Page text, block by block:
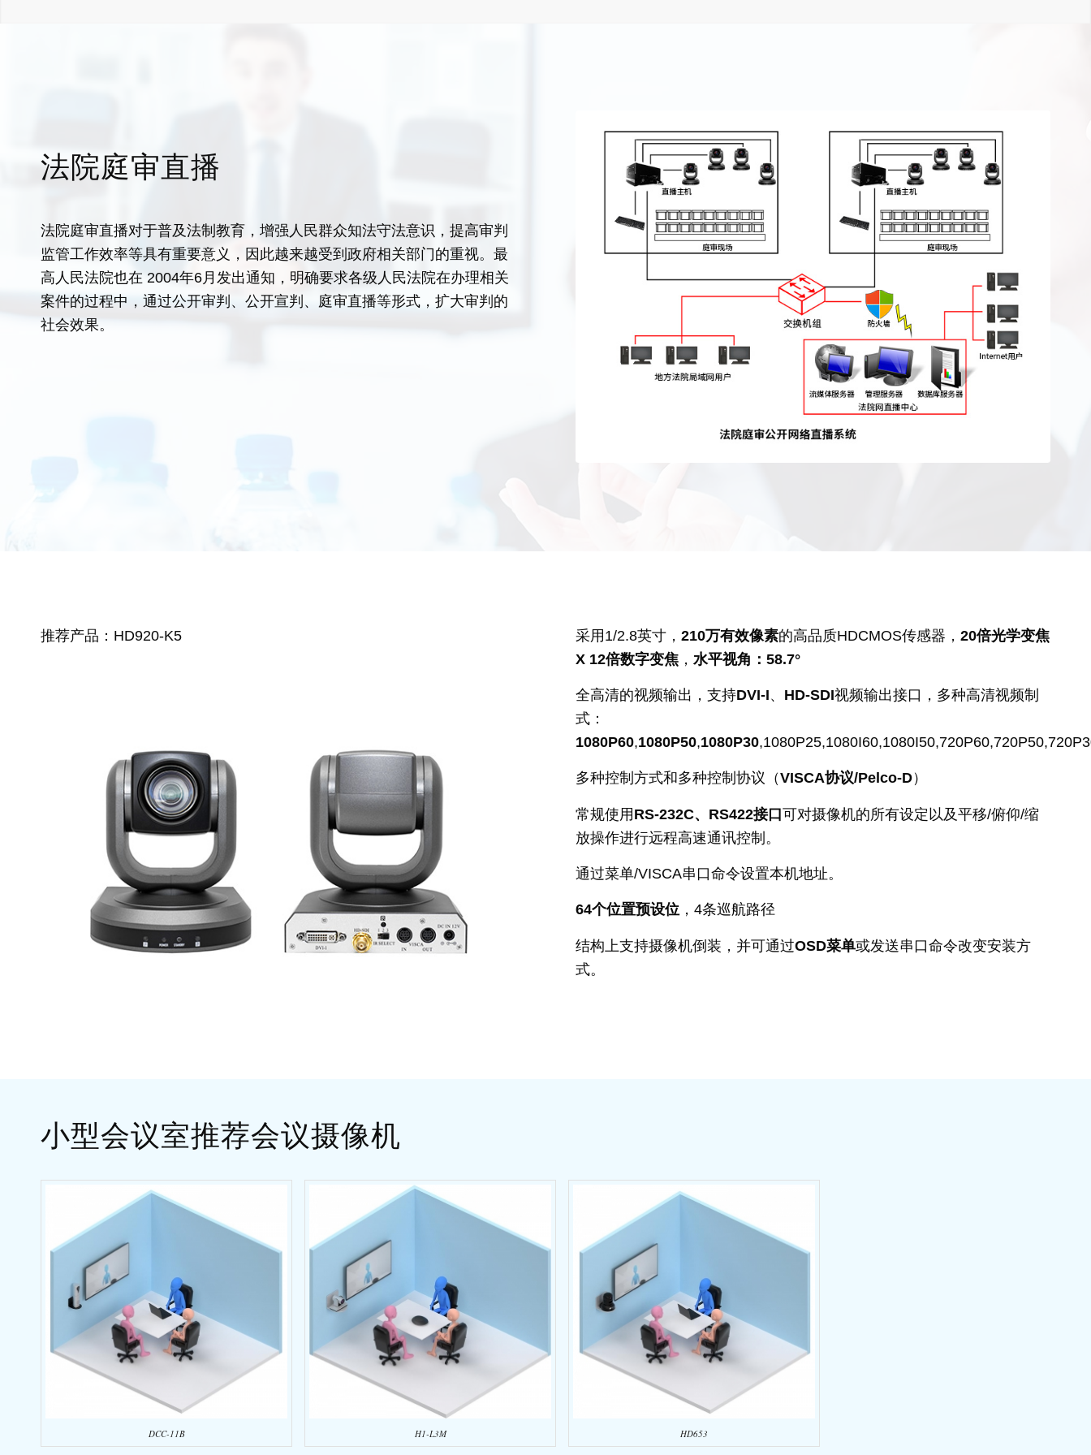
法院庭审直播
法院庭审直播对于普及法制教育，增强人民群众知法守法意识，提高审判
监管工作效率等具有重要意义，因此越来越受到政府相关部门的重视。最
高人民法院也在 2004年6月发出通知，明确要求各级人民法院在办理相关
案件的过程中，通过公开审判、公开宣判、庭审直播等形式，扩大审判的
社会效果。
推荐产品：HD920-K5 采用1/2.8英寸，210万有效像素的高品质HDCMOS传感器，20倍光学变焦
X 12倍数字变焦 ，水平视角：58.7°
全高清的视频输出，支持DVI-I、 HD-SDI视频输出接口，多种高清视频制
式：
1080P60,1080P50,1080P30
多种控制方式和多种控制协议（VISCA协议/Pelco-D）
常规使用 RS-232C、RS422接口可对摄像机的所有设定以及平移/俯仰/缩
放操作进行远程高速通讯控制。
通过菜单/VISCA串口命令设置本机地址。
64个位置预设位 ，4条巡航路径
结构上支持摄像机倒装，并可通过OSD菜单或发送串口命令改变安装方
式。
小型会议室推荐会议摄像机
DCC-11B H1-L3M HD653